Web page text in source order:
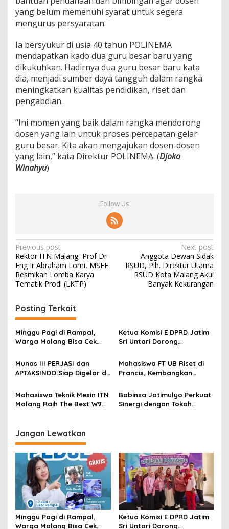
yang belum memenuhi syarat untuk segera
mengurus persyaratan.
Ia bersyukur di usia 40 tahun POLINEMA
mendapatkan kado dua guru besar baru yang
dikukuhkan. Hadirnya dua guru besar baru kata
dia, menjadi sumber daya tangguh dalam rangka
meningkatkan kualitas pendidikan, riset dan
pengabdian.
“Ini momen yang baik dalam rangka mendorong
dosen yang lain untuk proses percepatan gelar
guru besar. Kita akan mengajukan dosen-dosen
yang lain,” kata Direktur POLINEMA. (Djoko
Winahyu)
Follow Us
P
o
s
t
n
a
v
i
g
a
t
i
n
Previous post
Rektor ITN Malang, Prof Dr
Eng Ir Abraham Lomi, MSEE
Resmikan Lomba Karya
Tematik Prodi (LKTP)
Next post
Anggota Dewan Sidak
RSUD, Plh. Direktur Utama
RSUD Kota Malang Akui
Banyak Kekurangan
Posting Terkait
Minggu Pagi di Rampal,
Warga Malang Bisa Cek
Kenal Lebih Dekat dengan
Universitas Ma Chung
Ketua Komisi E DPRD Jatim
Sri Untari Dorong
Posyandu sebagai Garda
Terdepan Layanan
Kesehatan
Munas III PERJASI dan
APTAKSINDO Siap Digelar di
Semangat Perkuat Tata
Kelola Organisasi
Mahasiswa FT UB Riset di
Prancis, Kembangkan
Tangguh Hadapi
Perubahan Iklim di Papua
Mahasiswa Teknik Mesin ITN
Malang Raih The Best W9
Kampus di Panggung
Nasional
Babinsa Jatimulyo Perkuat
Sinergi dengan Tokoh
Jangan Lewatkan
Minggu Pagi di Rampal,
Warga Malang Bisa Cek
Ketua Komisi E DPRD Jatim
Sri Untari Dorong